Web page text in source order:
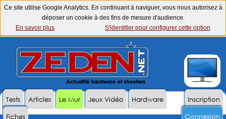
Ce site utilise Google Analytics. En continuant à naviguer, vous nous autorisez à
déposer un cookie à des fins de mesure d'audience.
En savoir plus
S'identifier pour configurer cette option
Inscription
Tests Articles Le Mur Jeux Vidéo
Hardware
Fiches
Connexion